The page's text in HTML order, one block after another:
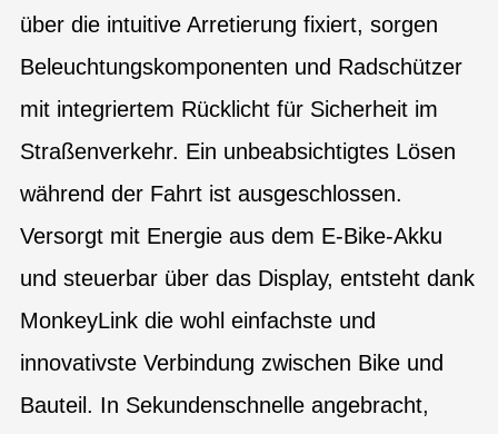
über die intuitive Arretierung fixiert, sorgen
Beleuchtungskomponenten und Radschützer
mit integriertem Rücklicht für Sicherheit im
Straßenverkehr. Ein unbeabsichtigtes Lösen
während der Fahrt ist ausgeschlossen.
Versorgt mit Energie aus dem E-Bike-Akku
und steuerbar über das Display, entsteht dank
MonkeyLink die wohl einfachste und
innovativste Verbindung zwischen Bike und
Bauteil. In Sekundenschnelle angebracht,